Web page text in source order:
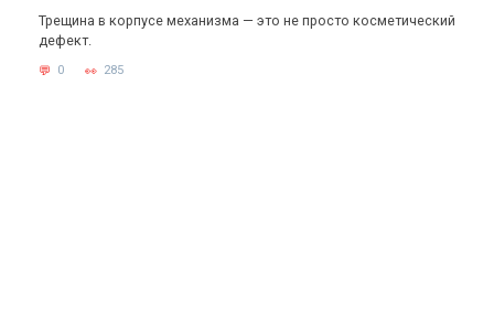
Трещина в корпусе механизма — это не просто косметический
дефект.
0 285